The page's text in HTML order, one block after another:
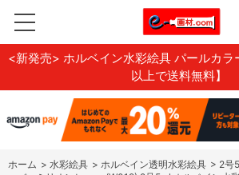
<新発売> ホルベイン水彩絵具 パールカラ
以上で送料無料】
ホーム > 水彩絵具 > ホルベイン透明水彩絵具 > 2号